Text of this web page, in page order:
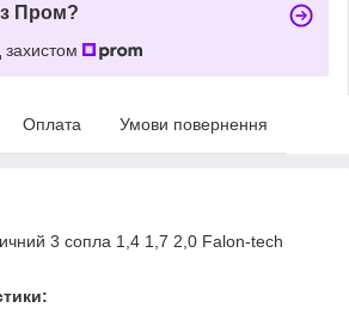
Пром?
Оплата Умови повернення
3 сопла 1,4 1,7 2,0 Falon-tech